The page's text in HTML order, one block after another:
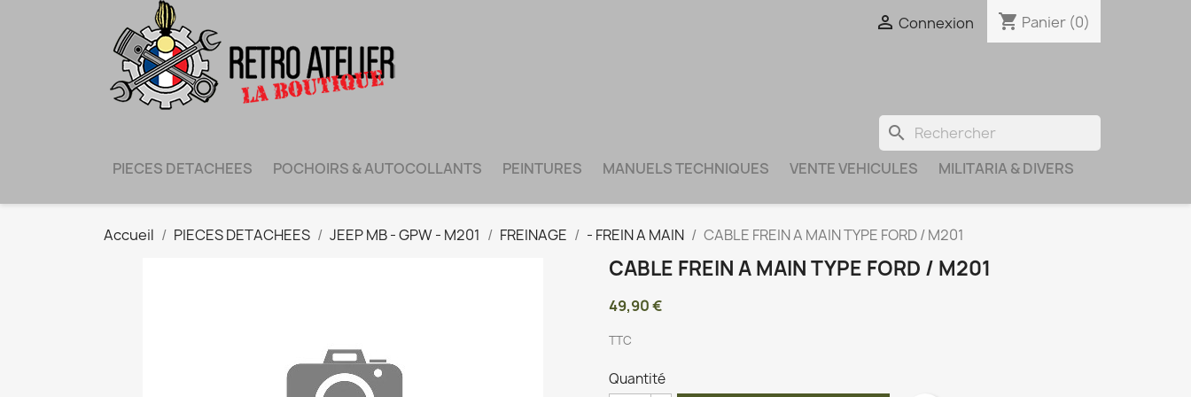
 Connexion shopping_cart Panier (0)
search
PIECES DETACHEES POCHOIRS & AUTOCOLLANTS PEINTURES MANUELS TECHNIQUES VENTE VEHICULES MILITARIA & DIVERS
Accueil PIECES DETACHEES JEEP MB - GPW - M201 FREINAGE - FREIN A MAIN CABLE FREIN A MAIN TYPE FORD / M201
CABLE FREIN A MAIN TYPE FORD / M201
49,90 €
TTC
Quantité